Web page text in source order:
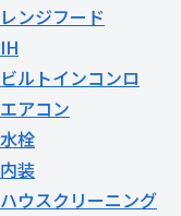
レンジフード
IH
ビルトインコンロ
エアコン
水栓
内装
ハウスクリーニング